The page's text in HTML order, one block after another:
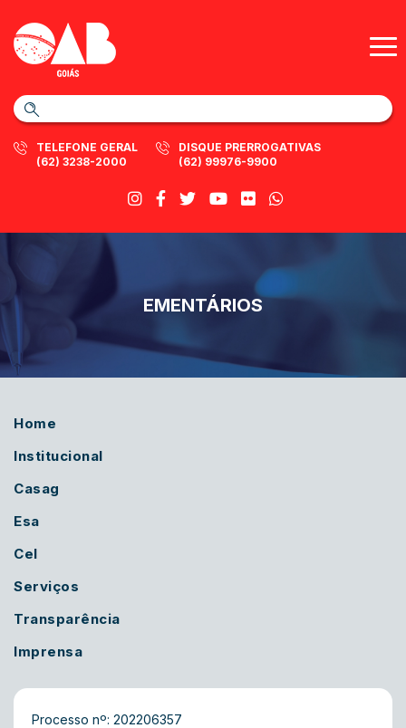
TELEFONE GERAL
(62) 3238-2000
DISQUE PRERROGATIVAS
(62) 99976-9900
EMENTÁRIOS
Home
Institucional
Casag
Esa
Cel
Serviços
Transparência
Imprensa
Processo nº: 202206357